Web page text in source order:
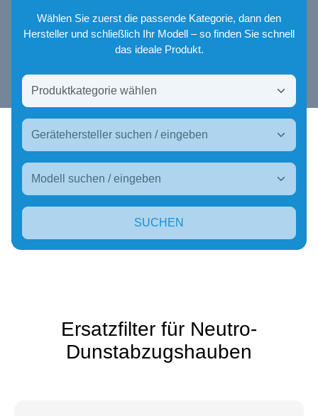
Wählen Sie zuerst die passende Kategorie, dann den
Hersteller und schließlich Ihr Modell – so finden Sie schnell
das ideale Produkt.
SUCHEN
Ersatzfilter für Neutro-
Dunstabzugshauben